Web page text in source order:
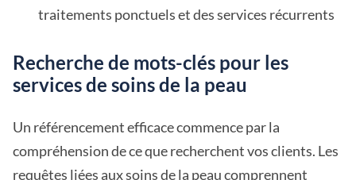
traitements ponctuels et des services récurrents
Recherche de mots-clés pour les
services de soins de la peau
Un référencement efficace commence par la
compréhension de ce que recherchent vos clients. Les
requêtes liées aux soins de la peau comprennent